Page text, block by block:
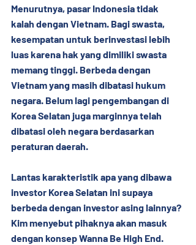
Menurutnya, pasar Indonesia tidak
kalah dengan Vietnam. Bagi swasta,
kesempatan untuk berinvestasi lebih
luas karena hak yang dimiliki swasta
memang tinggi. Berbeda dengan
Vietnam yang masih dibatasi hukum
negara. Belum lagi pengembangan di
Korea Selatan juga marginnya telah
dibatasi oleh negara berdasarkan
peraturan daerah.
Lantas karakteristik apa yang dibawa
investor Korea Selatan ini supaya
berbeda dengan investor asing lainnya?
Kim menyebut pihaknya akan masuk
dengan konsep Wanna Be High End.